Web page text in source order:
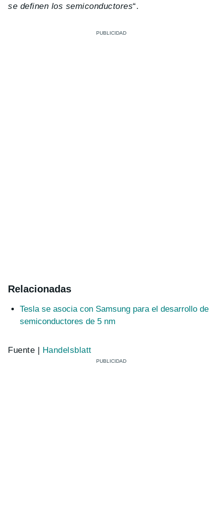
se definen los semiconductores“.
Relacionadas
Tesla se asocia con Samsung para el desarrollo de
semiconductores de 5 nm
Fuente | Handelsblatt